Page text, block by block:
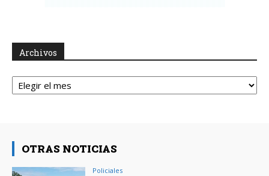
Archivos
Archivos
OTRAS NOTICIAS
Policiales